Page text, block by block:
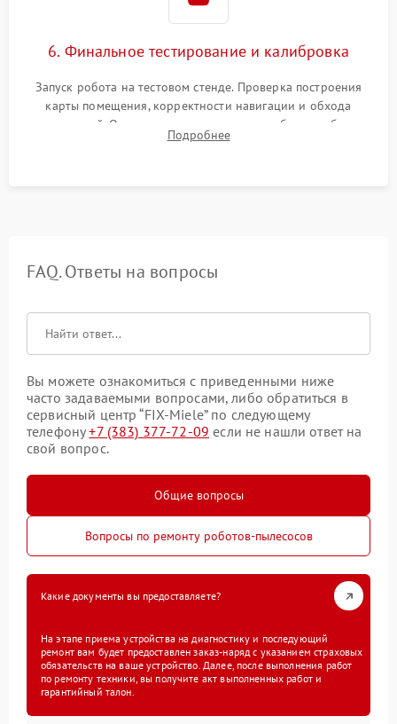
6. Финальное тестирование и калибровка
Запуск робота на тестовом стенде. Проверка построения
карты помещения, корректности навигации и обхода
препятствий. Оценка силы всасывания и работы турбины.
Тестирование автоматического возврата на док-станцию и
Подробнее
FAQ. Ответы на вопросы
Вы можете ознакомиться с приведенными ниже
часто задаваемыми вопросами, либо обратиться в
сервисный центр “FIX-Miele” по следующему
телефону+7 (383) 377-72-09 если не нашли ответ на
свой вопрос.
Общие вопросы
Вопросы по ремонту роботов-пылесосов
Какие документы вы предоставляете?
На этапе приема устройства на диагностику и последующий
ремонт вам будет предоставлен заказ-наряд с указанием страховых
обязательств на ваше устройство. Далее, после выполнения работ
по ремонту техники, вы получите акт выполненных работ и
гарантийный талон.